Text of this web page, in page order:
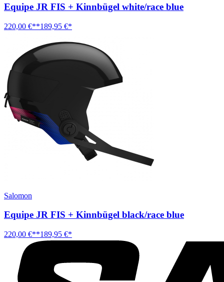
Equipe JR FIS + Kinnbügel white/race blue
220,00 €**189,95 €*
Salomon
Equipe JR FIS + Kinnbügel black/race blue
220,00 €**189,95 €*